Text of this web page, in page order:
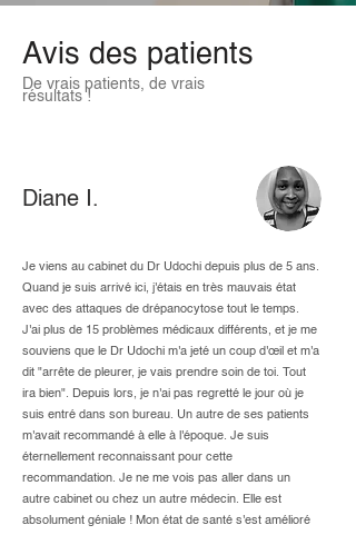
Avis des patients
De vrais patients, de vrais
résultats !
Diane I.
Je viens au cabinet du Dr Udochi depuis plus de 5 ans.
Quand je suis arrivé ici, j'étais en très mauvais état
avec des attaques de drépanocytose tout le temps.
J'ai plus de 15 problèmes médicaux différents, et je me
souviens que le Dr Udochi m'a jeté un coup d'œil et m'a
dit "arrête de pleurer, je vais prendre soin de toi. Tout
ira bien". Depuis lors, je n'ai pas regretté le jour où je
suis entré dans son bureau. Un autre de ses patients
m'avait recommandé à elle à l'époque. Je suis
éternellement reconnaissant pour cette
recommandation. Je ne me vois pas aller dans un
autre cabinet ou chez un autre médecin. Elle est
absolument géniale ! Mon état de santé s'est amélioré